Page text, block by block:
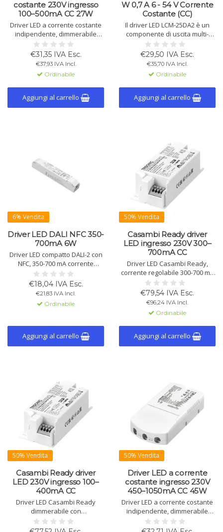
costante 230V ingresso
100–500mA CC 27W
Driver LED a corrente costante
indipendente, dimmerabile
tramite DALI-2 e NFC. Corrente
regolabile 100-500 mA, potenza
max. 27 W. Efficienza fino
all'86%, custodia IP20, adatto
per illuminazione di
emergenza. Durata nominale
fino a 100.000 ore.
€31,35 IVA Esc.
€37,93 IVA Incl.
Ordinabile
Aggiungi al carrello
W 0,7 A 6 - 54 V Corrente
Costante (CC)
Il driver LED LCM-25DA2 è un
componente di uscita multi-
stadio AC-DC con corrente
costante (CC). Uscita di
0.35A/0.6A/0.7A/0.9A/1.05A,
adatto per DALI 2.0 e dimming
push.
€29,50 IVA Esc.
€35,70 IVA Incl.
Ordinabile
Aggiungi al carrello
6% Vendita
Driver LED DALI NFC 350-
700mA 6W
Driver LED compatto DALI-2 con
NFC, 350-700 mA corrente
costante, 2-18 V, 0,7-6,3 W. Alta
efficienza, dimmerazione 0-100
%, protezioni integrate, uso
interno.
€18,04 IVA Esc.
€21,83 IVA Incl.
Ordinabile
Aggiungi al carrello
50% Vendita
Casambi Ready driver
LED ingresso 230V 300–
700mA CC
Driver LED Casambi Ready,
corrente regolabile 300-700 mA
via NFC. 28 W max., dimmerabile
1-100%. Efficienza fino a 85%,
IP20, compatibile con lumDATA e
reti wireless.
€79,54 IVA Esc.
€96,24 IVA Incl.
Ordinabile
Aggiungi al carrello
50% Vendita
Casambi Ready driver
LED 230V ingresso 100–
400mA CC
Driver LED Casambi Ready
dimmerabile con
configurazione NFC. 100-400mA,
max. 14W, IP20. Adatto per
50% Vendita
Driver LED a corrente
costante ingresso 230V
450–1050mA CC 45W
Driver LED a corrente costante
indipendente, dimmerabile
tramite DALI-2 e NFC. Corrente
regolabile 450-1.050 mA,